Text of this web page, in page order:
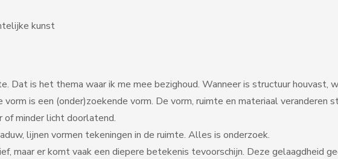
kunst
Dat is het thema waar ik me mee bezighoud. Wanneer is structuur houvast,
is een (onder)zoekende vorm. De vorm, ruimte en materiaal veranderen
of minder licht doorlatend.
lijnen vormen tekeningen in de ruimte. Alles is onderzoek.
maar er komt vaak een diepere betekenis tevoorschijn. Deze gelaagdheid